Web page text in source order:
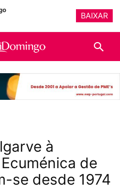
à
de
se desde 1974
BAIXAR